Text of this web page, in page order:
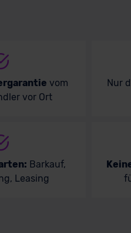
vom
vor Ort
Nur
Barkauf,
Leasing